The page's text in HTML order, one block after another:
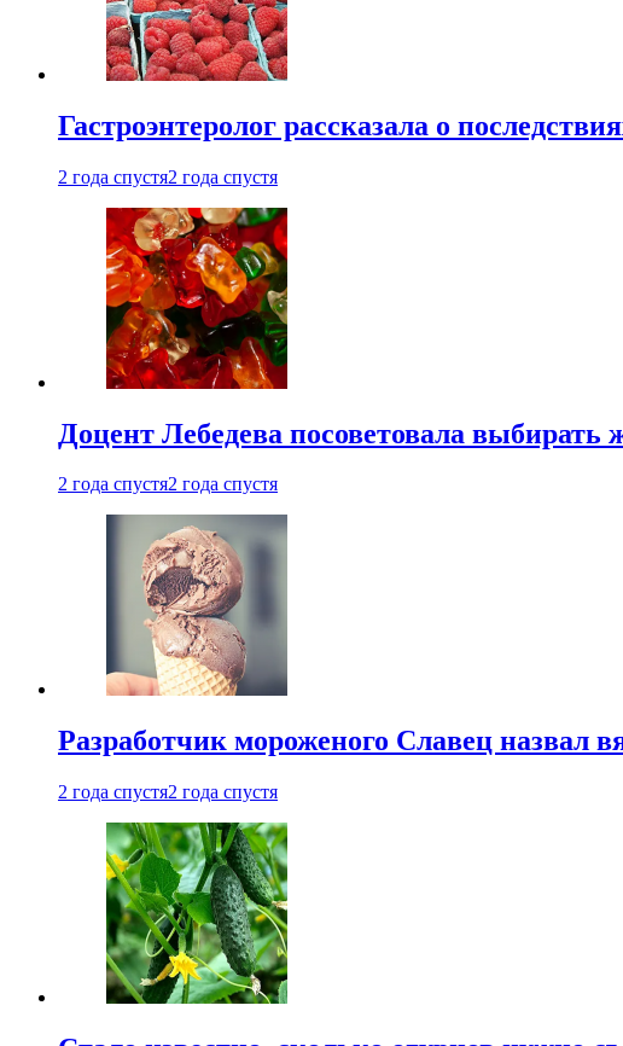
Гастроэнтеролог рассказала о
2 года спустя2 года спустя
Доцент Лебедева посоветовала выбирать
2 года спустя2 года спустя
Разработчик мороженого Славец назвал
2 года спустя2 года спустя